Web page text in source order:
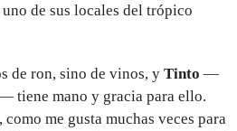
de sus locales del trópico
de ron, sino de vinos, y Tinto —
tiene mano y gracia para ello.
me gusta muchas veces para